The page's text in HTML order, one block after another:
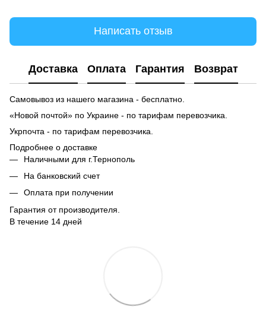
Написать отзыв
Доставка Оплата Гарантия Возврат
Самовывоз из нашего магазина - бесплатно.
«Новой почтой» по Украине - по тарифам перевозчика.
Укрпочта - по тарифам перевозчика.
Подробнее о доставке
Наличными для г.Тернополь
На банковский счет
Оплата при получении
Гарантия от производителя.
В течение 14 дней